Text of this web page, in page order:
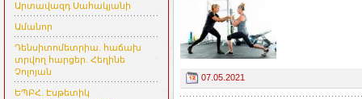
Արտավազդ Սահակյանի
Ամանոր
Դենսիտոմետրիա. հաճախ
տրվող հարցեր. Հեղինե
Չոլոյան
ԵՊԲՀ. Էսթետիկ
07.05.2021